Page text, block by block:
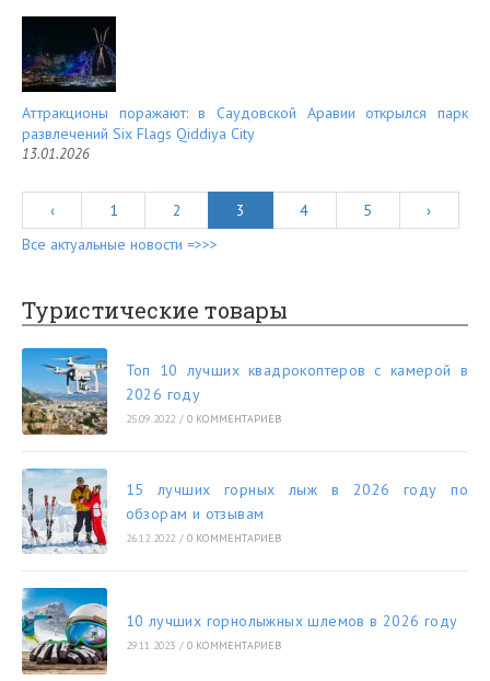
Аттракционы поражают: в Саудовской Аравии открылся парк
развлечений Six Flags Qiddiya City
13.01.2026
‹ 1 2 3 4 5
›
Все актуальные новости =>>>
Туристические товары
Топ 10 лучших квадрокоптеров с камерой в
2026 году
25.09.2022 / 0 КОММЕНТАРИЕВ
15 лучших горных лыж в 2026 году по
обзорам и отзывам
26.12.2022 / 0 КОММЕНТАРИЕВ
10 лучших горнолыжных шлемов в 2026 году
29.11.2023 / 0 КОММЕНТАРИЕВ